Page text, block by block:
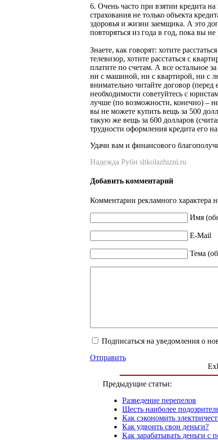
6. Очень часто при взятии кредита
страхования не только объекта
здоровья и жизни заемщика. А это
повторяться из года в год, пока вы не
Знаете, как говорят: хотите
телевизор, хотите расстаться с
платите по счетам. А все остальное
ни с машиной, ни с квартирой, ни с
внимательно читайте договор
необходимости советуйтесь с
лучше (по возможности, конечно) –
вы не можете купить вещь за 500
такую же вещь за 600 долларов
трудности оформления кредита его
Удачи вам и финансового
Надежда Руби shkolazhizni.ru
Добавить комментарий
Комментарии рекламного характера
Имя
E-Mail
Тема
Подписаться на уведомления о
Отправить
Предыдущие статьи:
Разведение перепелов
Шесть наиболее
Как сэкономить
Как удвоить свои деньги?
Как зарабатывать деньги с